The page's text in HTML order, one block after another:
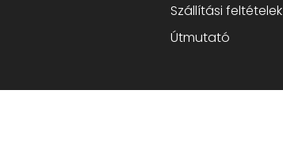
Szállítási feltételek
Útmutató